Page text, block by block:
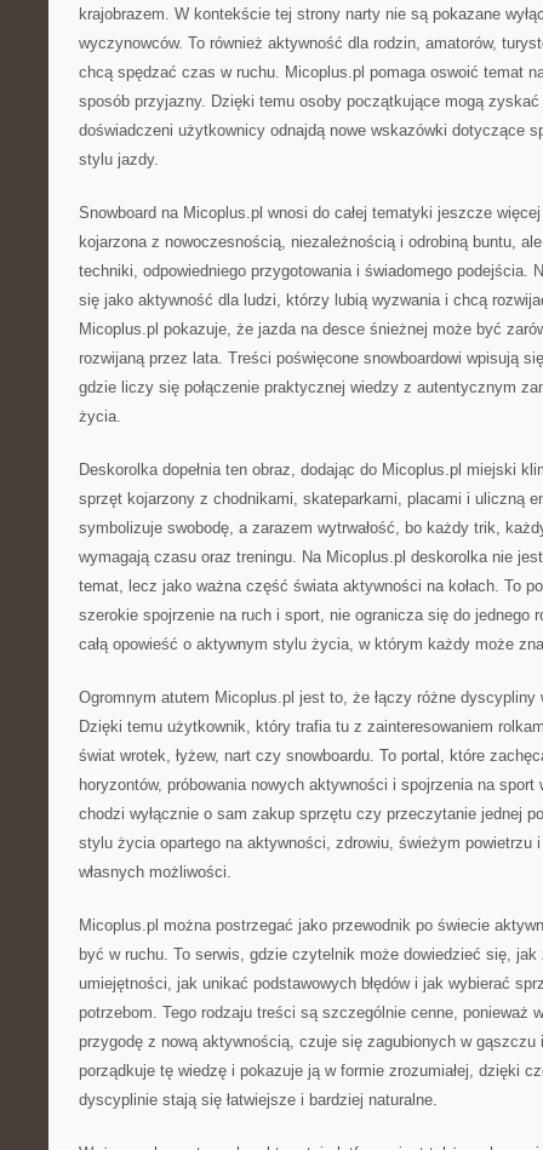
krajobrazem. W kontekście tej strony narty nie są pokazane
wyczynowców. To również aktywność dla rodzin, amatorów,
chcą spędzać czas w ruchu. Micoplus.pl pomaga oswoić temat
sposób przyjazny. Dzięki temu osoby początkujące mogą
doświadczeni użytkownicy odnajdą nowe wskazówki dotyczące
stylu jazdy.
Snowboard na Micoplus.pl wnosi do całej tematyki jeszcze
kojarzona z nowoczesnością, niezależnością i odrobiną buntu,
techniki, odpowiedniego przygotowania i świadomego podejścia.
się jako aktywność dla ludzi, którzy lubią wyzwania i chcą
Micoplus.pl pokazuje, że jazda na desce śnieżnej może być
rozwijaną przez lata. Treści poświęcone snowboardowi wpisują
gdzie liczy się połączenie praktycznej wiedzy z autentycznym
życia.
Deskorolka dopełnia ten obraz, dodając do Micoplus.pl miejski
sprzęt kojarzony z chodnikami, skateparkami, placami i uliczną
symbolizuje swobodę, a zarazem wytrwałość, bo każdy trik,
wymagają czasu oraz treningu. Na Micoplus.pl deskorolka nie
temat, lecz jako ważna część świata aktywności na kołach. To
szerokie spojrzenie na ruch i sport, nie ogranicza się do jednego
całą opowieść o aktywnym stylu życia, w którym każdy może
Ogromnym atutem Micoplus.pl jest to, że łączy różne dyscypliny
Dzięki temu użytkownik, który trafia tu z zainteresowaniem
świat wrotek, łyżew, nart czy snowboardu. To portal, które
horyzontów, próbowania nowych aktywności i spojrzenia na
chodzi wyłącznie o sam zakup sprzętu czy przeczytanie jednej
stylu życia opartego na aktywności, zdrowiu, świeżym powietrzu
własnych możliwości.
Micoplus.pl można postrzegać jako przewodnik po świecie
być w ruchu. To serwis, gdzie czytelnik może dowiedzieć się,
umiejętności, jak unikać podstawowych błędów i jak wybierać
potrzebom. Tego rodzaju treści są szczególnie cenne, ponieważ
przygodę z nową aktywnością, czuje się zagubionych w gąszczu
porządkuje tę wiedzę i pokazuje ją w formie zrozumiałej, dzięki
dyscyplinie stają się łatwiejsze i bardziej naturalne.